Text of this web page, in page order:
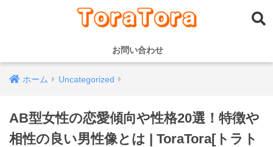
お問い合わせ
ホーム Uncategorized
AB型女性の恋愛傾向や性格20選！特徴や
相性の良い男性像とは | ToraTora[トラト